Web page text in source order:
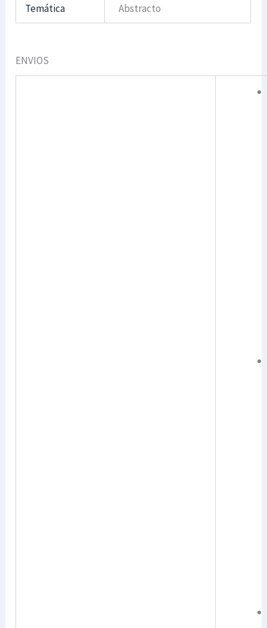
Temática Abstracto
ENVIOS